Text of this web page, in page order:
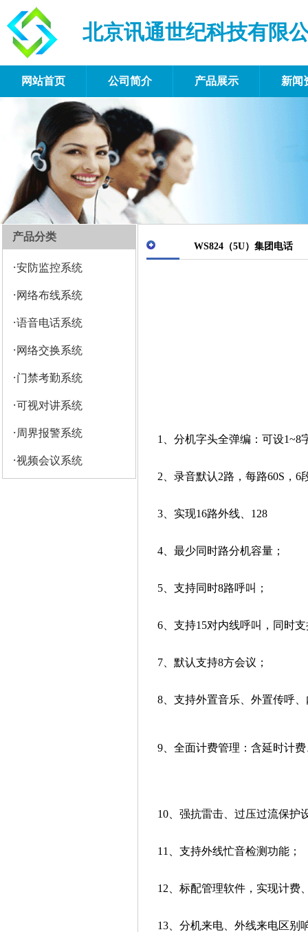
北京讯通世纪科技有限
网站首页 公司简介 产品展示 新闻
产品分类
·安防监控系统
·网络布线系统
·语音电话系统
·网络交换系统
·门禁考勤系统
·可视对讲系统
·周界报警系统
·视频会议系统
WS824（5U）集团电话
1、分机字头全弹编：可设1~8
2、录音默认2路，每路60S，6
3、实现16路外线、128
4、最少同时路分机容量；
5、支持同时8路呼叫；
6、支持15对内线呼叫，同时
7、默认支持8方会议；
8、支持外置音乐、外置传呼
9、全面计费管理：含延时计费
10、强抗雷击、过压过流保护
11、支持外线忙音检测功能；
12、标配管理软件，实现计费
13、分机来电、外线来电区别